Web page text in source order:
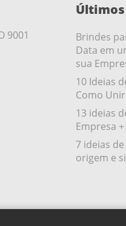
9001
Brindes
Data em
sua
10 Ideias
Como
13 ideias
Empresa
7 ideias
origem e